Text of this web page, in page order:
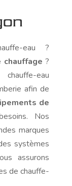
eau ?
chauffage ?
eau
afin de
de
Nos
marques
systèmes
assurons
de chauffe-